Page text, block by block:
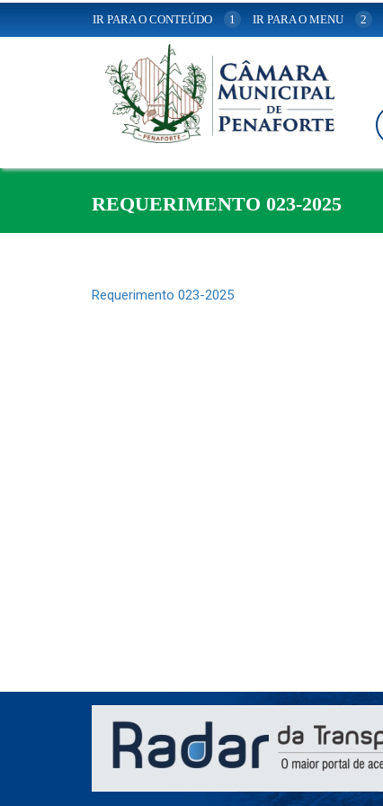
IR PARA O CONTEÚDO 1 IR PARA O MENU 2
REQUERIMENTO 023-2025
Requerimento 023-2025